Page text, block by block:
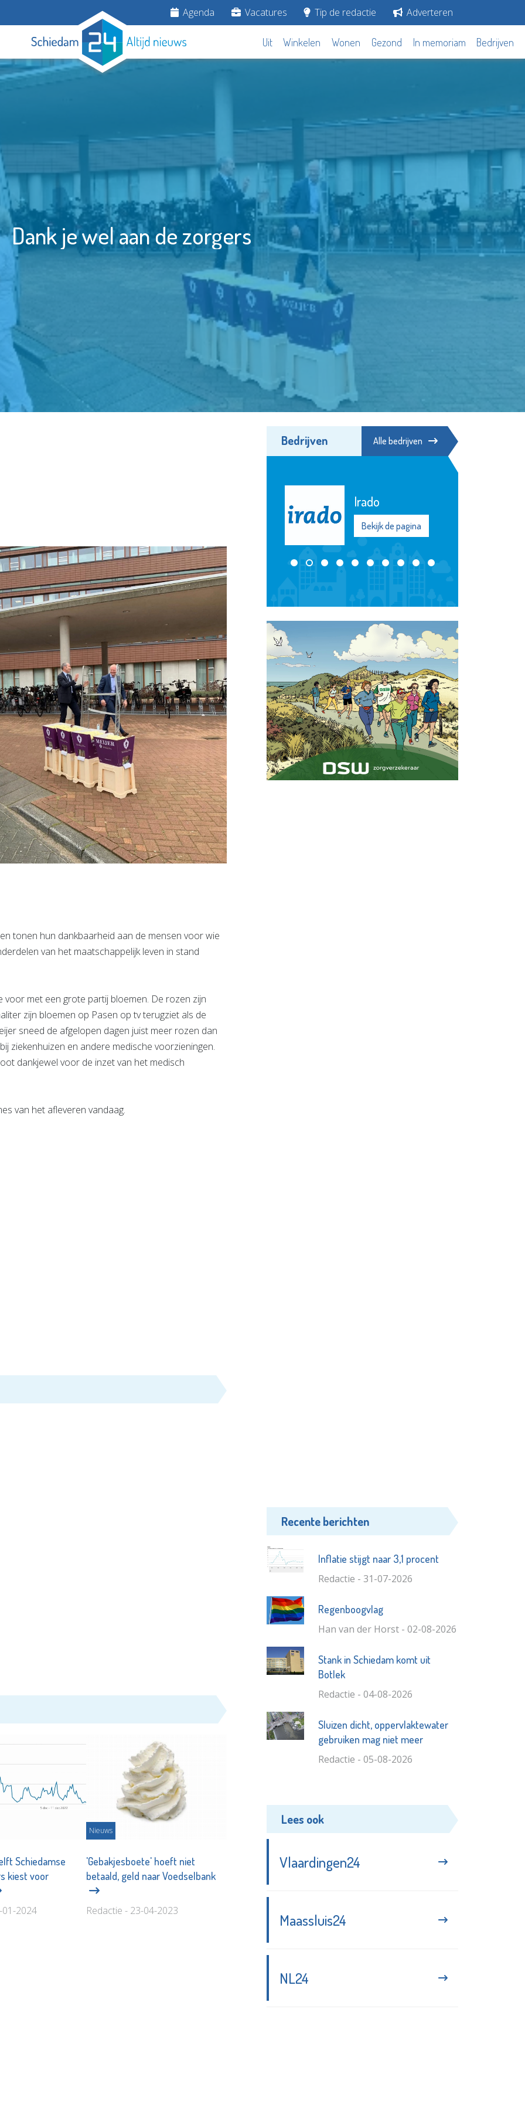
Agenda Vacatures Tip de redactie Adverteren
Uit Winkelen Wonen Gezond In memoriam Bedrijven
Dank je wel aan de zorgers
tonen hun dankbaarheid aan de mensen voor wie
van het maatschappelijk leven in stand
met een grote partij bloemen. De rozen zijn
zijn bloemen op Pasen op tv terugziet als de
sneed de afgelopen dagen juist meer rozen dan
ziekenhuizen en andere medische voorzieningen.
dankjewel voor de inzet van het medisch
van het afleveren vandaag.
Schiedamse
kiest voor
01-2024
Nieuws
'Gebakjesboete' hoeft niet
betaald, geld naar Voedselbank
Redactie - 23-04-2023
Bedrijven Alle bedrijven
Bekijk de pagina
Recente berichten
Inflatie stijgt naar 3,1 procent
Redactie - 31-07-2026
Regenboogvlag
Han van der Horst - 02-08-2026
Stank in Schiedam komt uit
Botlek
Redactie - 04-08-2026
Sluizen dicht, oppervlaktewater
gebruiken mag niet meer
Redactie - 05-08-2026
Lees ook
Vlaardingen24
Maassluis24
NL24